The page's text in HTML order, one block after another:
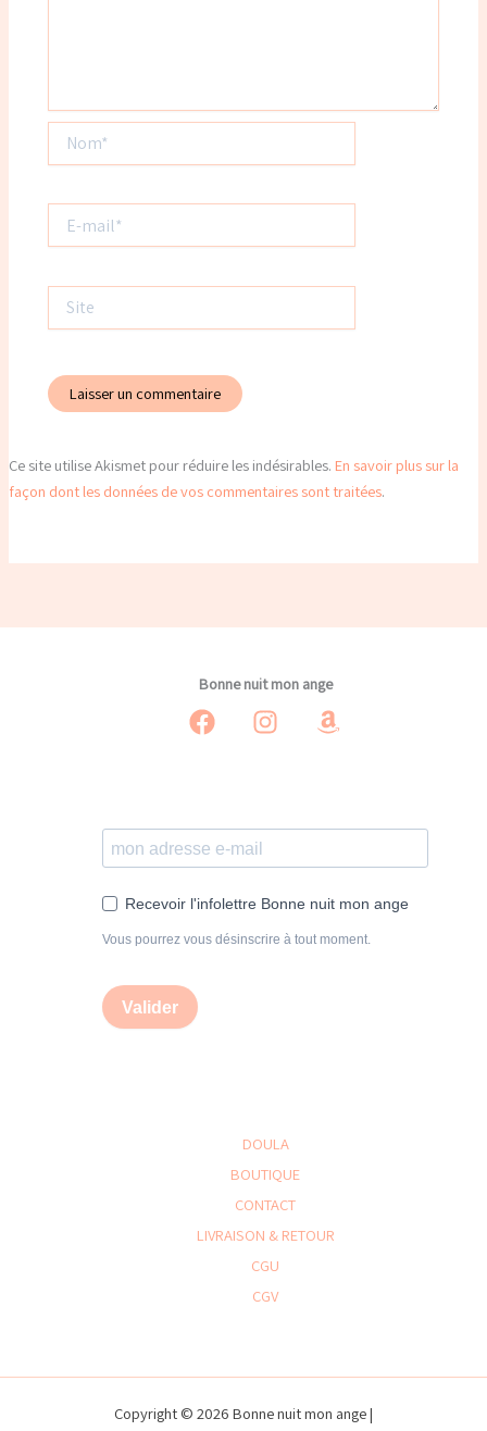
mail*
Ce site utilise Akismet pour réduire les indésirables. En savoir plus sur la
façon dont les données de vos commentaires sont traitées.
Bonne nuit mon ange
Recevoir l'infolettre Bonne nuit mon ange
Vous pourrez vous désinscrire à tout moment.
Valider
DOULA
BOUTIQUE
CONTACT
LIVRAISON & RETOUR
CGU
CGV
Copyright © 2026 Bonne nuit mon ange |